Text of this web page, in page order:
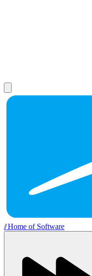
//Home of Software